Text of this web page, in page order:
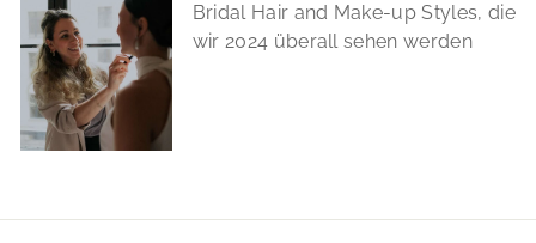
Bridal Hair and Make-up Styles, die
wir 2024 überall sehen werden